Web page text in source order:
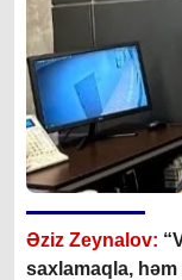
Əziz Zeynalov:
saxlamaqla,